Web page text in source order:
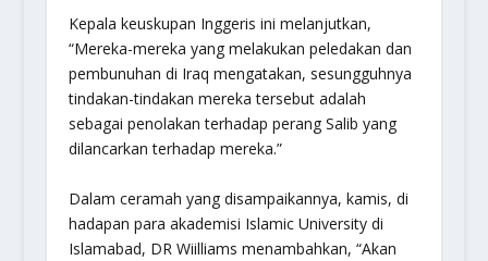
Kepala keuskupan Inggeris ini melanjutkan,
“Mereka-mereka yang melakukan peledakan dan
pembunuhan di Iraq mengatakan, sesungguhnya
tindakan-tindakan mereka tersebut adalah
sebagai penolakan terhadap perang Salib yang
dilancarkan terhadap mereka.”
Dalam ceramah yang disampaikannya, kamis, di
hadapan para akademisi Islamic University di
Islamabad, DR Wiilliams menambahkan, “Akan